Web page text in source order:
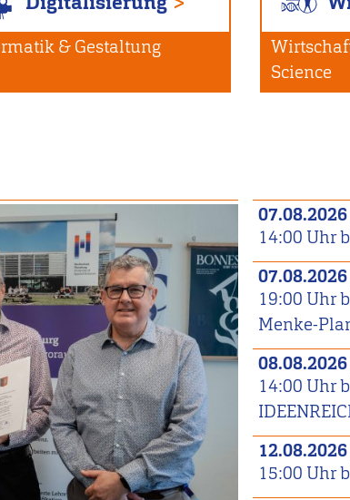
& Gestaltung
Science
07.08.2026
14:00 Uhr
07.08.2026
19:00 Uhr
Menke-
08.08.2026
14:00 Uhr
12.08.2026
15:00 Uhr